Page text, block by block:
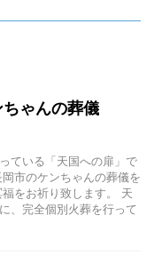
ちゃんの葬儀
ている「天国への扉」で
市のケンちゃんの葬儀を
をお祈り致します。 天
、完全個別火葬を行って